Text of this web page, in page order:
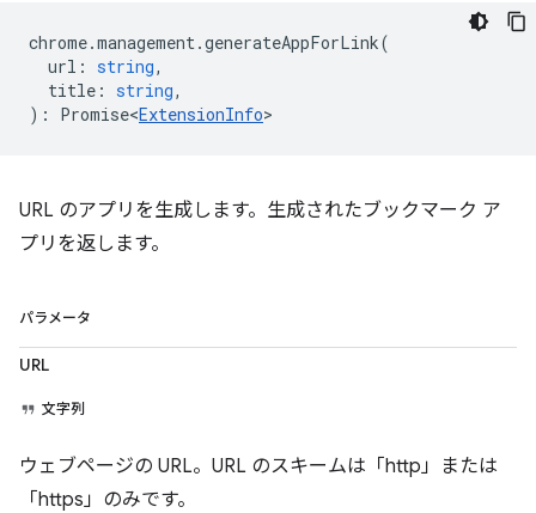
chrome.management.generateAppForLink(
url : string,
title : string,
) : Promise<ExtensionInfo>
URL のアプリを生成します。生成されたブックマーク ア
プリを返します。
パラメータ
URL
文字列
ウェブページの URL。URL のスキームは「http」または
「https」のみです。